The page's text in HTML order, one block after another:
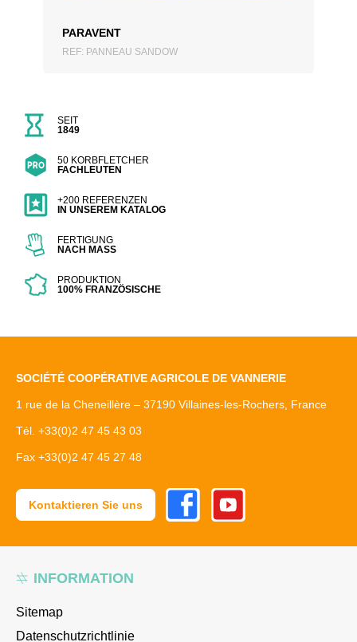
PARAVENT
REF: PANNEAU SANDOW
SEIT
1849
50 KORBFLETCHER
FACHLEUTEN
+200 REFERENZEN
IN UNSEREM KATALOG
FERTIGUNG
NACH MASS
PRODUKTION
100% FRANZÖSISCHE
INFORMATION
Sitemap
Datenschutzrichtlinie
SOCIÉTÉ COOPÉRATIVE AGRICOLE DE VANNERIE
1 rue de la Cheneillère – 37190 Villaines-les-Rochers, France
Tél. +33(0)2 47 45 43 03
Fax +33(0)2 47 45 27 48
Kontaktieren Sie uns
FacebookYoutube